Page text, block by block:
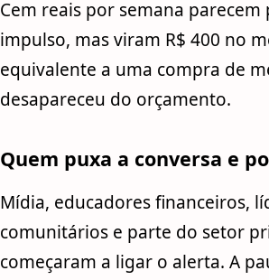
Cem reais por semana parecem
impulso, mas viram R$ 400 no
equivalente a uma compra de
desapareceu do orçamento.
Quem puxa a conversa e
Mídia, educadores financeiros,
comunitários e parte do setor
começaram a ligar o alerta. A